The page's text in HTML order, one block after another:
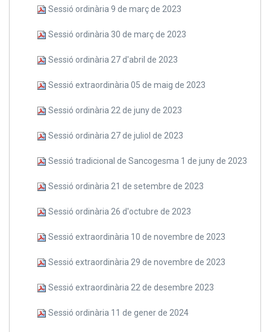
Sessió ordinària 9 de març de 2023
Sessió ordinària 30 de març de 2023
Sessió ordinària 27 d'abril de 2023
Sessió extraordinària 05 de maig de 2023
Sessió ordinària 22 de juny de 2023
Sessió ordinària 27 de juliol de 2023
Sessió tradicional de Sancogesma 1 de juny de 2023
Sessió ordinària 21 de setembre de 2023
Sessió ordinària 26 d'octubre de 2023
Sessió extraordinària 10 de novembre de 2023
Sessió extraordinària 29 de novembre de 2023
Sessió extraordinària 22 de desembre 2023
Sessió ordinària 11 de gener de 2024